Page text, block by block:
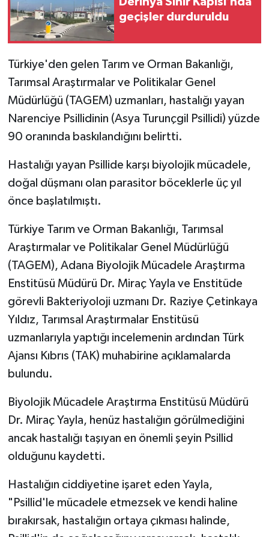
geçişler durduruldu
Türkiye'den gelen Tarım ve Orman Bakanlığı,
Tarımsal Araştırmalar ve Politikalar Genel
Müdürlüğü (TAGEM) uzmanları, hastalığı yayan
Narenciye Psillidinin (Asya Turunçgil Psillidi) yüzde
90 oranında baskılandığını belirtti.
Hastalığı yayan Psillide karşı biyolojik mücadele,
doğal düşmanı olan parasitor böceklerle üç yıl
önce başlatılmıştı.
Türkiye Tarım ve Orman Bakanlığı, Tarımsal
Araştırmalar ve Politikalar Genel Müdürlüğü
(TAGEM), Adana Biyolojik Mücadele Araştırma
Enstitüsü Müdürü Dr. Miraç Yayla ve Enstitüde
görevli Bakteriyoloji uzmanı Dr. Raziye Çetinkaya
Yıldız, Tarımsal Araştırmalar Enstitüsü
uzmanlarıyla yaptığı incelemenin ardından Türk
Ajansı Kıbrıs (TAK) muhabirine açıklamalarda
bulundu.
Biyolojik Mücadele Araştırma Enstitüsü Müdürü
Dr. Miraç Yayla, henüz hastalığın görülmediğini
ancak hastalığı taşıyan en önemli şeyin Psillid
olduğunu kaydetti.
Hastalığın ciddiyetine işaret eden Yayla,
"Psillid'le mücadele etmezsek ve kendi haline
bırakırsak, hastalığın ortaya çıkması halinde,